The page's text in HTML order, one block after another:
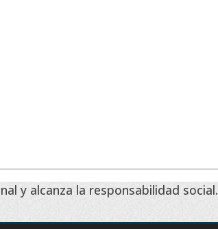
y alcanza la responsabilidad social.